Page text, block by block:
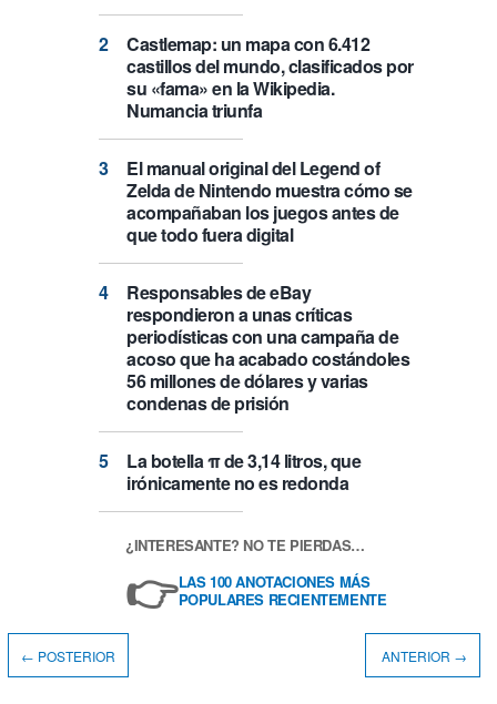
Castlemap: un mapa con 6.412
castillos del mundo, clasificados por
su «fama» en la Wikipedia.
Numancia triunfa
El manual original del Legend of
Zelda de Nintendo muestra cómo se
acompañaban los juegos antes de
que todo fuera digital
Responsables de eBay
respondieron a unas críticas
periodísticas con una campaña de
acoso que ha acabado costándoles
56 millones de dólares y varias
condenas de prisión
La botella π de 3,14 litros, que
irónicamente no es redonda
¿INTERESANTE? NO TE PIERDAS…
👉LAS 100 ANOTACIONES MÁS
POPULARES RECIENTEMENTE
← POSTERIOR ANTERIOR →